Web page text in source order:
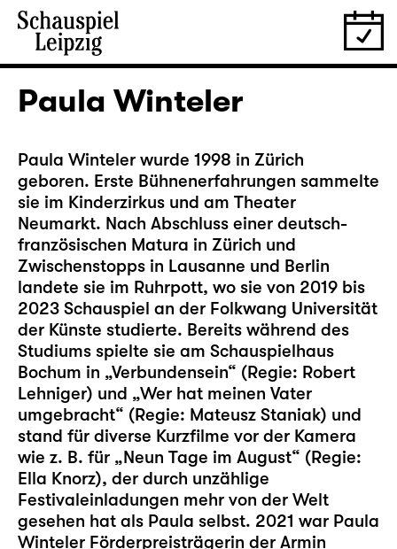
Paula Winteler
Paula Winteler wurde 1998 in Zürich
geboren. Erste Bühnenerfahrungen sammelte
sie im Kinderzirkus und am Theater
Neumarkt. Nach Abschluss einer deutsch-
französischen Matura in Zürich und
Zwischenstopps in Lausanne und Berlin
landete sie im Ruhrpott, wo sie von 2019 bis
2023 Schauspiel an der Folkwang Universität
der Künste studierte. Bereits während des
Studiums spielte sie am Schauspielhaus
Bochum in „Verbundensein“ (Regie: Robert
Lehniger) und „Wer hat meinen Vater
umgebracht“ (Regie: Mateusz Staniak) und
stand für diverse Kurzfilme vor der Kamera
wie z. B. für „Neun Tage im August“ (Regie:
Ella Knorz), der durch unzählige
Festivaleinladungen mehr von der Welt
gesehen hat als Paula selbst. 2021 war Paula
Winteler Förderpreisträgerin der Armin